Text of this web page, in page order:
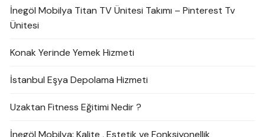
İnegöl Mobilya Titan TV Ünitesi Takımı – Pinterest Tv
Ünitesi
Konak Yerinde Yemek Hizmeti
İstanbul Eşya Depolama Hizmeti
Uzaktan Fitness Eğitimi Nedir ?
İnegöl Mobilya: Kalite , Estetik ve Fonksiyonellik